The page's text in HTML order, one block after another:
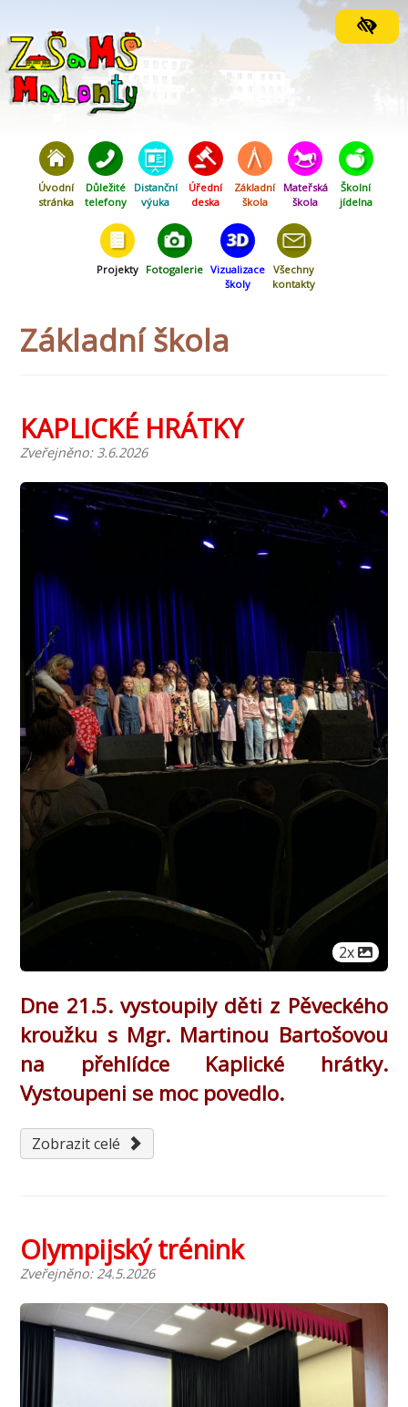
Úvodní
stránka
Důležité
telefony
Distanční
výuka
Úřední
deska
Základní
škola
Mateřská
škola
Školní
jídelna
Projekty Fotogalerie Vizualizace
školy
Všechny
kontakty
Základní škola
KAPLICKÉ HRÁTKY
Zveřejněno: 3.6.2026
Počet
2x
Dne 21.5. vystoupily děti z Pěveckého
kroužku s Mgr. Martinou Bartošovou
na přehlídce Kaplické hrátky.
Vystoupeni se moc povedlo.
Zobrazit celé
Olympijský trénink
Zveřejněno: 24.5.2026